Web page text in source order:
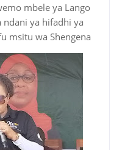
mbele ya Lango
ndani ya hifadhi ya
msitu wa Shengena